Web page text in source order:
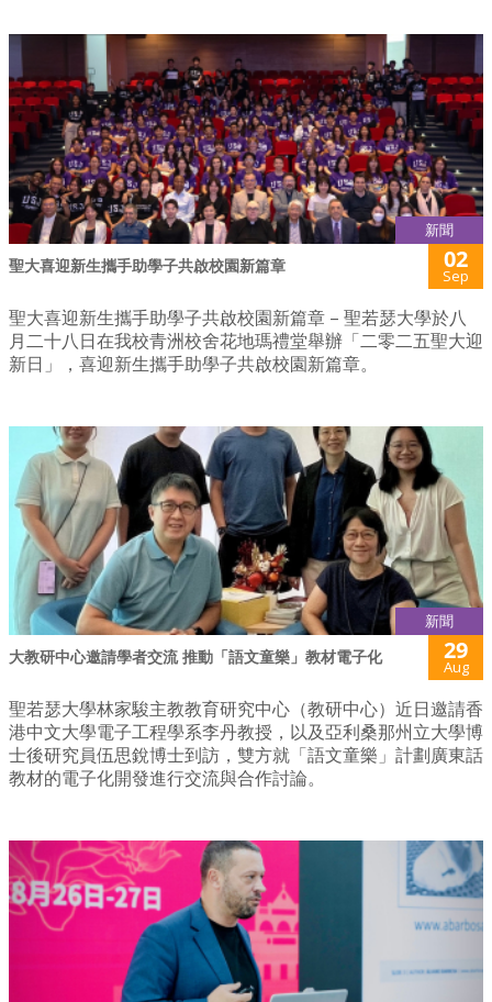
新聞
聖大喜迎新生攜手助學子共啟校園新篇章 02
Sep
聖大喜迎新生攜手助學子共啟校園新篇章 – 聖若瑟大學於八
月二十八日在我校青洲校舍花地瑪禮堂舉辦「二零二五聖大迎
新日」，喜迎新生攜手助學子共啟校園新篇章。
新聞
大教研中心邀請學者交流 推動「語文童樂」教材電子化 29
Aug
聖若瑟大學林家駿主教教育研究中心（教研中心）近日邀請香
港中文大學電子工程學系李丹教授，以及亞利桑那州立大學博
士後研究員伍思銳博士到訪，雙方就「語文童樂」計劃廣東話
教材的電子化開發進行交流與合作討論。